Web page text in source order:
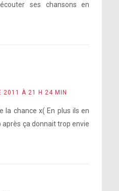
ses chansons en
2011 À 21 H 24 MIN
la chance x( En plus ils en
après ça donnait trop envie